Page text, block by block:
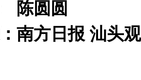
陈圆圆
南方日报 汕头